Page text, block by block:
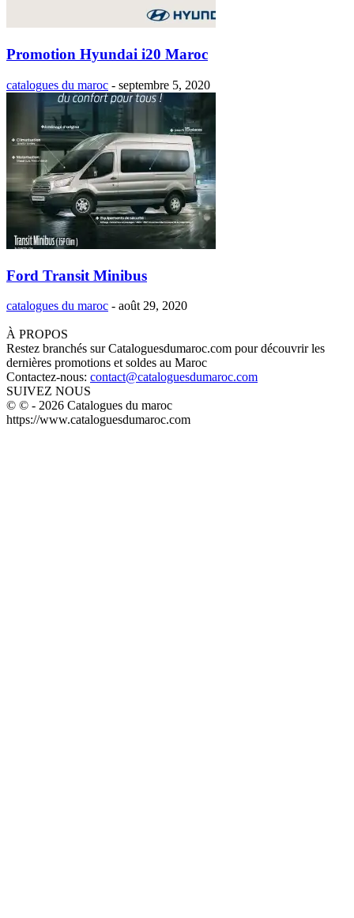
Promotion Hyundai i20 Maroc
catalogues du maroc - septembre 5, 2020
Ford Transit Minibus
catalogues du maroc - août 29, 2020
À PROPOS
Restez branchés sur Cataloguesdumaroc.com pour découvrir les
dernières promotions et soldes au Maroc
Contactez-nous: contact@cataloguesdumaroc.com
SUIVEZ NOUS
© © - 2026 Catalogues du maroc
https://www.cataloguesdumaroc.com